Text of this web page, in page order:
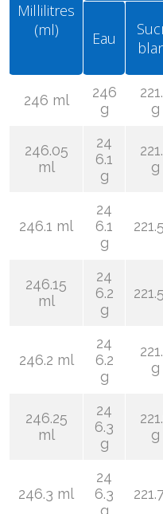
Millilitres
(ml)
Eau
246 ml
246
g
g
246.05
ml
24
6.1
g
g
246.1 ml
24
6.1
g
246.15
ml
24
6.2
g
246.2 ml
24
6.2
g
g
246.25
ml
24
6.3
g
g
246.3 ml
24
6.3
g